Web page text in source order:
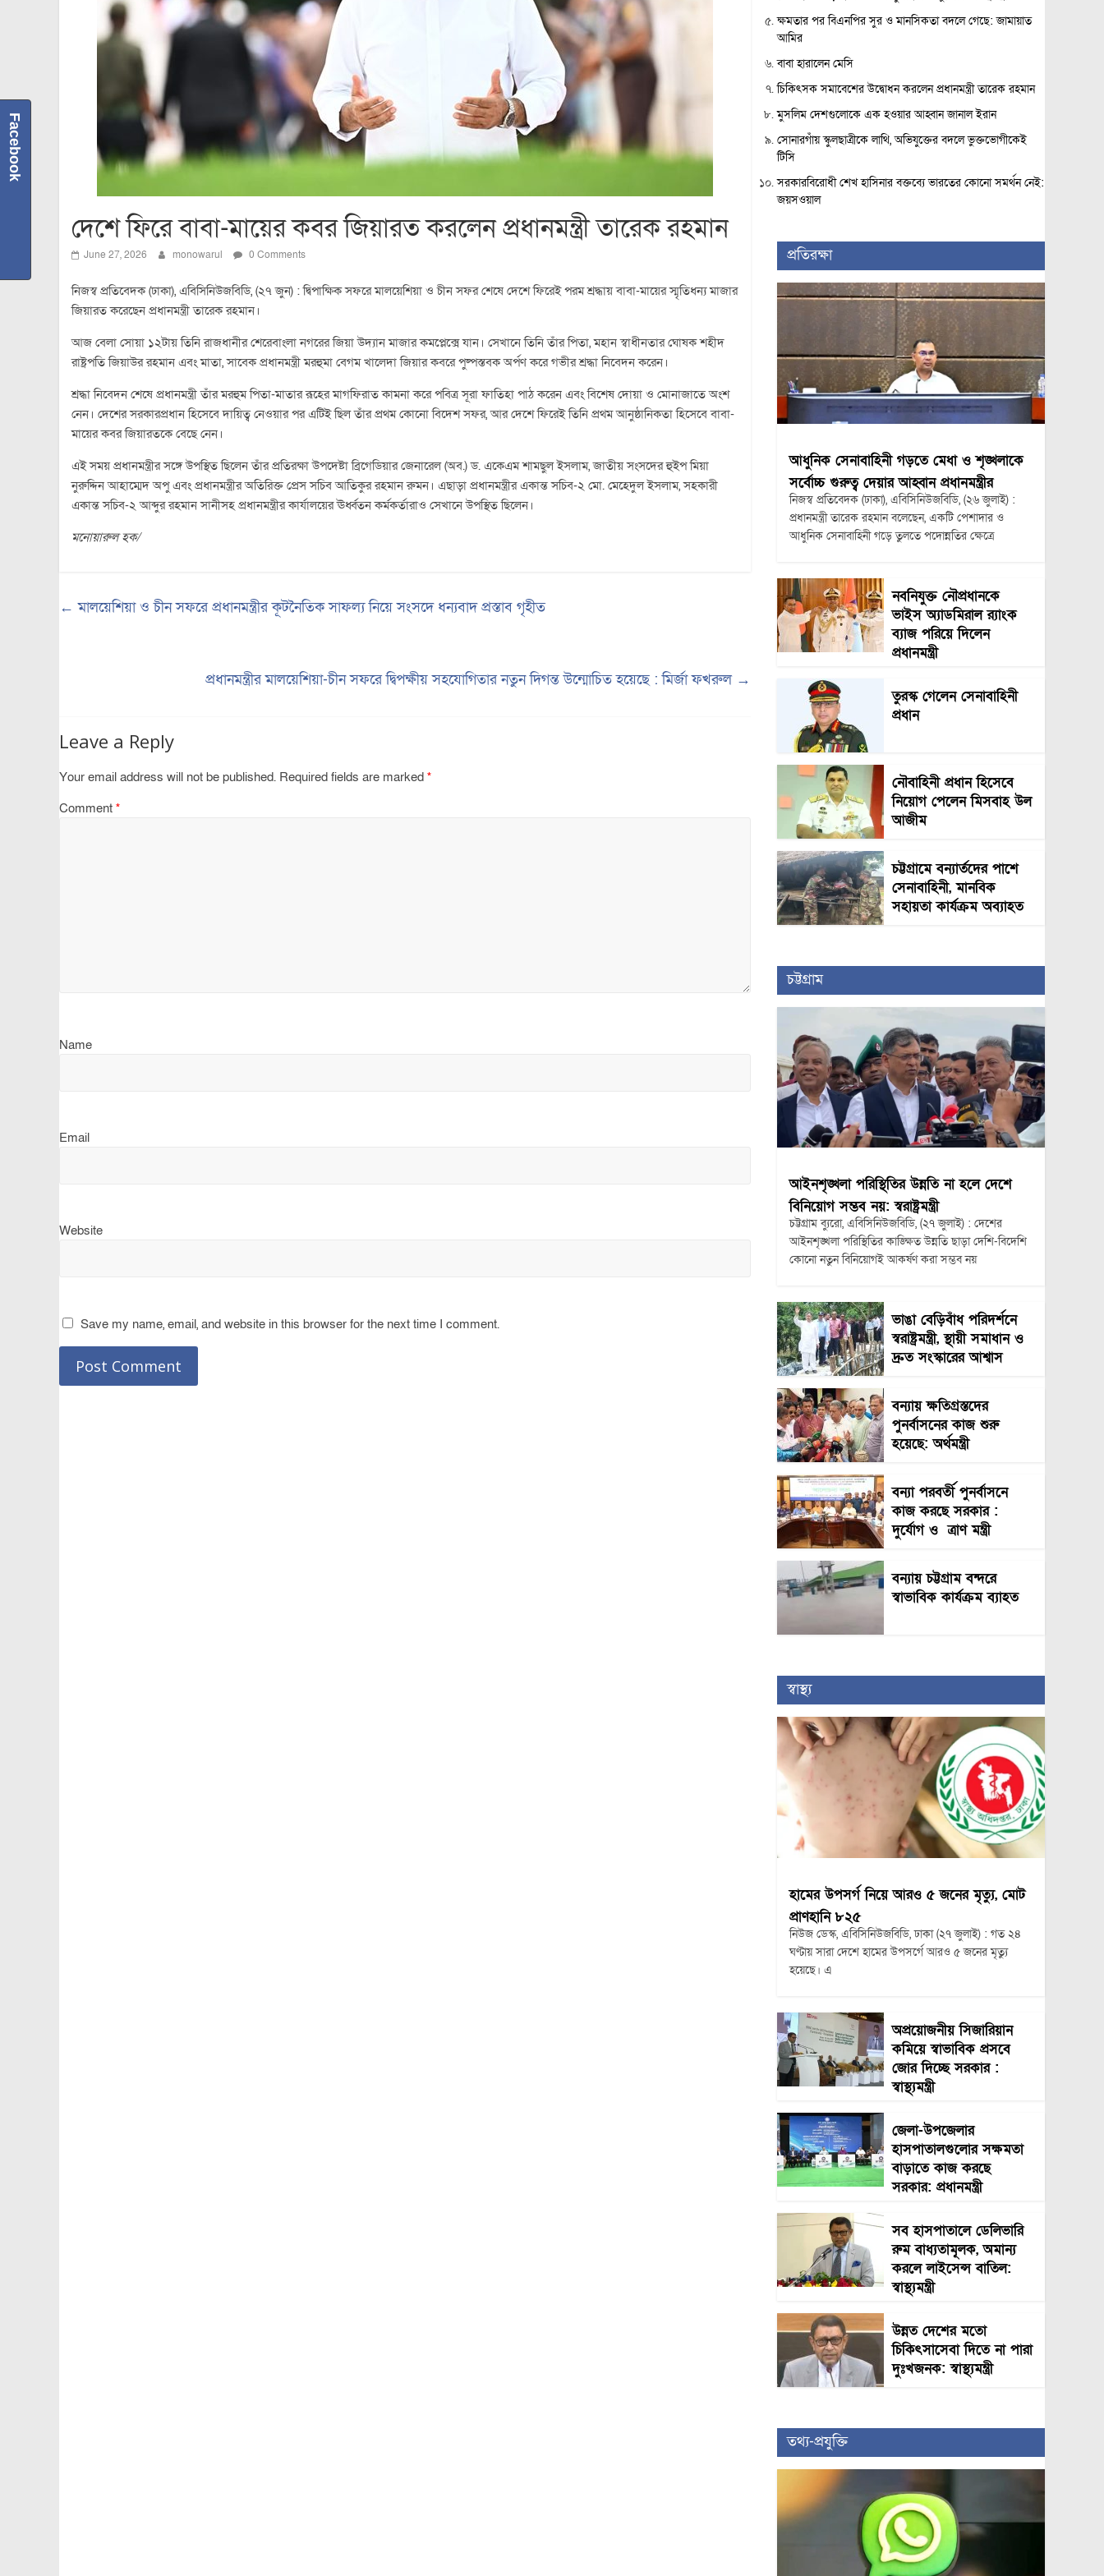
দেশে ফিরে বাবা-মায়ের কবর জিয়ারত করলেন প্রধানমন্ত্রী তারেক রহমান
June 27, 2026 monowarul 0 Comments
নিজস্ব প্রতিবেদক (ঢাকা), এবিসিনিউজবিডি, (২৭ জুন) : দ্বিপাক্ষিক সফরে মালয়েশিয়া ও চীন সফর শেষে দেশে ফিরেই পরম শ্রদ্ধায় বাবা-মায়ের স্মৃতিধন্য মাজার
জিয়ারত করেছেন প্রধানমন্ত্রী তারেক রহমান।
আজ বেলা সোয়া ১২টায় তিনি রাজধানীর শেরেবাংলা নগরের জিয়া উদ্যান মাজার কমপ্লেক্সে যান। সেখানে তিনি তাঁর পিতা, মহান স্বাধীনতার ঘোষক শহীদ
রাষ্ট্রপতি জিয়াউর রহমান এবং মাতা, সাবেক প্রধানমন্ত্রী মরহুমা বেগম খালেদা জিয়ার কবরে পুষ্পস্তবক অর্পণ করে গভীর শ্রদ্ধা নিবেদন করেন।
শ্রদ্ধা নিবেদন শেষে প্রধানমন্ত্রী তাঁর মরহুম পিতা-মাতার রূহের মাগফিরাত কামনা করে পবিত্র সূরা ফাতিহা পাঠ করেন এবং বিশেষ দোয়া ও মোনাজাতে অংশ
নেন। দেশের সরকারপ্রধান হিসেবে দায়িত্ব নেওয়ার পর এটিই ছিল তাঁর প্রথম কোনো বিদেশ সফর, আর দেশে ফিরেই তিনি প্রথম আনুষ্ঠানিকতা হিসেবে বাবা-
মায়ের কবর জিয়ারতকে বেছে নেন।
এই সময় প্রধানমন্ত্রীর সঙ্গে উপস্থিত ছিলেন তাঁর প্রতিরক্ষা উপদেষ্টা ব্রিগেডিয়ার জেনারেল (অব.) ড. একেএম শামছুল ইসলাম, জাতীয় সংসদের হুইপ মিয়া
নুরুদ্দিন আহাম্মেদ অপু এবং প্রধানমন্ত্রীর অতিরিক্ত প্রেস সচিব আতিকুর রহমান রুমন। এছাড়া প্রধানমন্ত্রীর একান্ত সচিব-২ মো. মেহেদুল ইসলাম, সহকারী
একান্ত সচিব-২ আব্দুর রহমান সানীসহ প্রধানমন্ত্রীর কার্যালয়ের ঊর্ধ্বতন কর্মকর্তারাও সেখানে উপস্থিত ছিলেন।
মনোয়ারুল হক/
← মালয়েশিয়া ও চীন সফরে প্রধানমন্ত্রীর কূটনৈতিক সাফল্য নিয়ে সংসদে ধন্যবাদ প্রস্তাব গৃহীত
প্রধানমন্ত্রীর মালয়েশিয়া-চীন সফরে দ্বিপক্ষীয় সহযোগিতার নতুন দিগন্ত উন্মোচিত হয়েছে : মির্জা ফখরুল →
Leave a Reply
Your email address will not be published. Required fields are marked *
Comment *
Name
Email
Website
Save my name, email, and website in this browser for the next time I comment.
ক্ষমতার পর বিএনপির সুর ও মানসিকতা বদলে গেছে: জামায়াত
আমির
বাবা হারালেন মেসি
চিকিৎসক সমাবেশের উদ্বোধন করলেন প্রধানমন্ত্রী তারেক রহমান
মুসলিম দেশগুলোকে এক হওয়ার আহ্বান জানাল ইরান
সোনারগাঁয় স্কুলছাত্রীকে লাথি, অভিযুক্তের বদলে ভুক্তভোগীকেই
টিসি
সরকারবিরোধী শেখ হাসিনার বক্তব্যে ভারতের কোনো সমর্থন নেই:
জয়সওয়াল
প্রতিরক্ষা
আধুনিক সেনাবাহিনী গড়তে মেধা ও শৃঙ্খলাকে
সর্বোচ্চ গুরুত্ব দেয়ার আহ্বান প্রধানমন্ত্রীর
নিজস্ব প্রতিবেদক (ঢাকা), এবিসিনিউজবিডি, (২৬ জুলাই) :
প্রধানমন্ত্রী তারেক রহমান বলেছেন, একটি পেশাদার ও
আধুনিক সেনাবাহিনী গড়ে তুলতে পদোন্নতির ক্ষেত্রে
নবনিযুক্ত নৌপ্রধানকে
ভাইস অ্যাডমিরাল র‍্যাংক
ব্যাজ পরিয়ে দিলেন
প্রধানমন্ত্রী
তুরস্ক গেলেন সেনাবাহিনী
প্রধান
নৌবাহিনী প্রধান হিসেবে
নিয়োগ পেলেন মিসবাহ উল
আজীম
চট্টগ্রামে বন্যার্তদের পাশে
সেনাবাহিনী, মানবিক
সহায়তা কার্যক্রম অব্যাহত
চট্টগ্রাম
আইনশৃঙ্খলা পরিস্থিতির উন্নতি না হলে দেশে
বিনিয়োগ সম্ভব নয়: স্বরাষ্ট্রমন্ত্রী
চট্টগ্রাম ব্যুরো, এবিসিনিউজবিডি, (২৭ জুলাই) : দেশের
আইনশৃঙ্খলা পরিস্থিতির কাঙ্ক্ষিত উন্নতি ছাড়া দেশি-বিদেশি
কোনো নতুন বিনিয়োগই আকর্ষণ করা সম্ভব নয়
ভাঙা বেড়িবাঁধ পরিদর্শনে
স্বরাষ্ট্রমন্ত্রী, স্থায়ী সমাধান ও
দ্রুত সংস্কারের আশ্বাস
বন্যায় ক্ষতিগ্রস্তদের
পুনর্বাসনের কাজ শুরু
হয়েছে: অর্থমন্ত্রী
বন্যা পরবর্তী পুনর্বাসনে
কাজ করছে সরকার :
দুর্যোগ ও ত্রাণ মন্ত্রী
বন্যায় চট্টগ্রাম বন্দরে
স্বাভাবিক কার্যক্রম ব্যাহত
স্বাস্থ্য
হামের উপসর্গ নিয়ে আরও ৫ জনের মৃত্যু, মোট
প্রাণহানি ৮২৫
নিউজ ডেস্ক, এবিসিনিউজবিডি, ঢাকা (২৭ জুলাই) : গত ২৪
ঘণ্টায় সারা দেশে হামের উপসর্গে আরও ৫ জনের মৃত্যু
হয়েছে। এ
অপ্রয়োজনীয় সিজারিয়ান
কমিয়ে স্বাভাবিক প্রসবে
জোর দিচ্ছে সরকার :
স্বাস্থ্যমন্ত্রী
জেলা-উপজেলার
হাসপাতালগুলোর সক্ষমতা
বাড়াতে কাজ করছে
সরকার: প্রধানমন্ত্রী
সব হাসপাতালে ডেলিভারি
রুম বাধ্যতামূলক, অমান্য
করলে লাইসেন্স বাতিল:
স্বাস্থ্যমন্ত্রী
উন্নত দেশের মতো
চিকিৎসাসেবা দিতে না পারা
দুঃখজনক: স্বাস্থ্যমন্ত্রী
তথ্য-প্রযুক্তি
Facebook